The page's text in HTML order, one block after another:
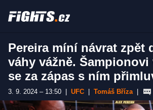
Pereira míní návrat zpět
váhy vážně.
se za zápas s ním
3. 9. 2024 – 13:50 UFC Tomáš Bříza